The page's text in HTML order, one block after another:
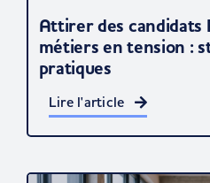
Attirer des candidats
métiers en tension :
pratiques
Lire l'article